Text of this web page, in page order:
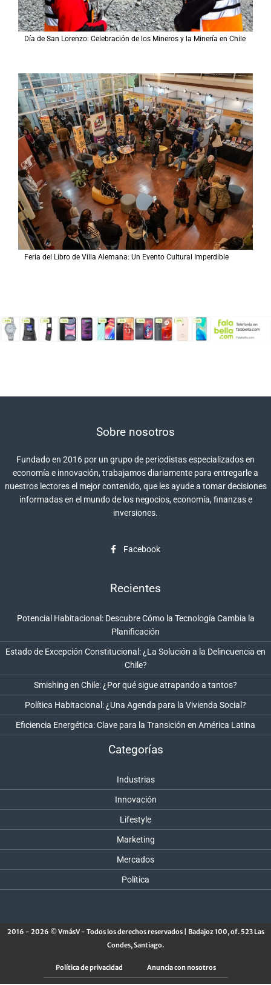
Día de San Lorenzo: Celebración de los Mineros y la Minería en Chile
Feria del Libro de Villa Alemana: Un Evento Cultural Imperdible
Sobre nosotros
Fundado en 2016 por un grupo de periodistas especializados en
economía e innovación, trabajamos diariamente para entregarle a
nuestros lectores el mejor contenido, que les ayude a tomar decisiones
informadas en el mundo de los negocios, economía, finanzas e
inversiones.
Facebook
Recientes
Potencial Habitacional: Descubre Cómo la Tecnología Cambia la
Planificación
Estado de Excepción Constitucional: ¿La Solución a la Delincuencia en
Chile?
Smishing en Chile: ¿Por qué sigue atrapando a tantos?
Política Habitacional: ¿Una Agenda para la Vivienda Social?
Eficiencia Energética: Clave para la Transición en América Latina
Categorías
Industrias
Innovación
Lifestyle
Marketing
Mercados
Política
2016 - 2026 © VmásV - Todos los derechos reservados | Badajoz 100, of. 523 Las
Condes, Santiago.
Política de privacidad Anuncia con nosotros